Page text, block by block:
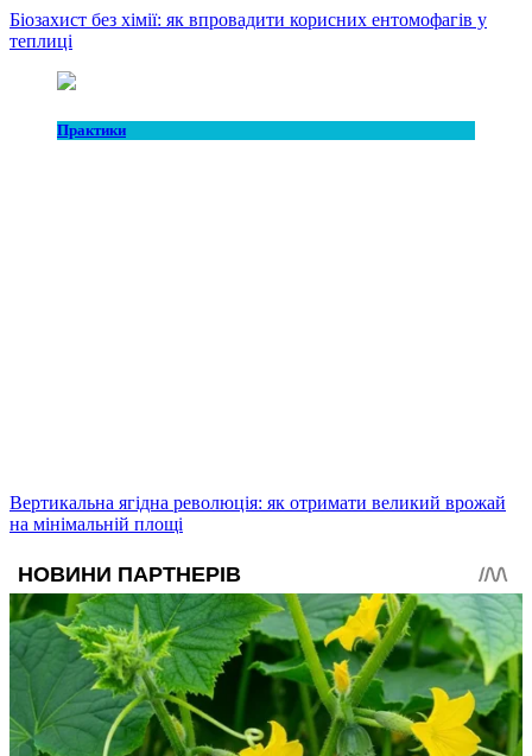
Біозахист без хімії: як впровадити корисних ентомофагів у
теплиці
Практики
Вертикальна ягідна революція: як отримати великий врожай
на мінімальній площі